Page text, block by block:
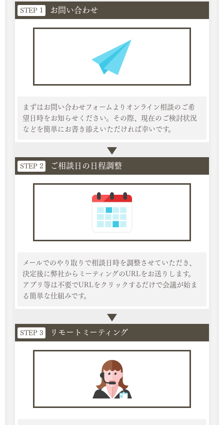
STEP 1 お問い合わせ
まずはお問い合わせフォームよりオンライン相談のご希
望日時をお知らせください。その際、現在のご検討状況
などを簡単にお書き添えいただければ幸いです。
STEP 2 ご相談日の日程調整
メールでのやり取りで相談日時を調整させていただき、
決定後に弊社からミーティングのURLをお送りします。
アプリ等は不要でURLをクリックするだけで会議が始ま
る簡単な仕組みです。
STEP 3 リモートミーティング